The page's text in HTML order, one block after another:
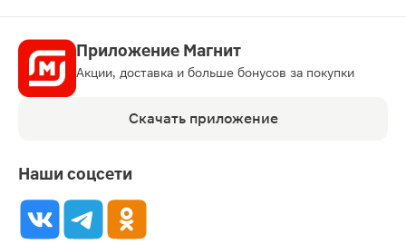
Приложение Магнит
Акции, доставка и больше бонусов за покупки
Скачать приложение
Наши соцсети